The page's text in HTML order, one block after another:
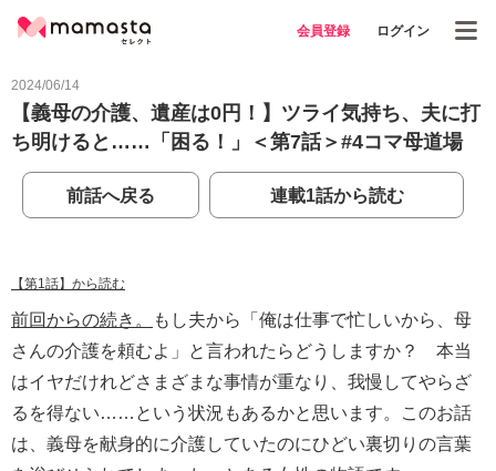
会員登録 ログイン
2024/06/14
【義母の介護、遺産は0円！】ツライ気持ち、夫に打
ち明けると……「困る！」＜第7話＞#4コマ母道場
前話へ戻る 連載1話から読む
【第1話】から読む
前回からの続き。
もし夫から「俺は仕事で忙しいから、母
さんの介護を頼むよ」と言われたらどうしますか？ 本当
はイヤだけれどさまざまな事情が重なり、我慢してやらざ
るを得ない……という状況もあるかと思います。このお話
は、義母を献身的に介護していたのにひどい裏切りの言葉